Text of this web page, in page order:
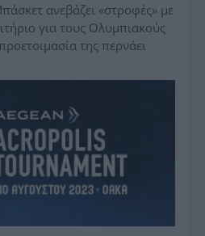
ανεβάζει «στροφές» με
για τους Ολυμπιακούς
της περνάει